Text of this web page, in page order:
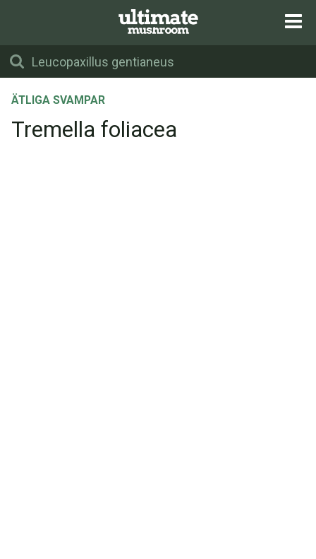
ÄTLIGA SVAMPAR
Tremella foliacea